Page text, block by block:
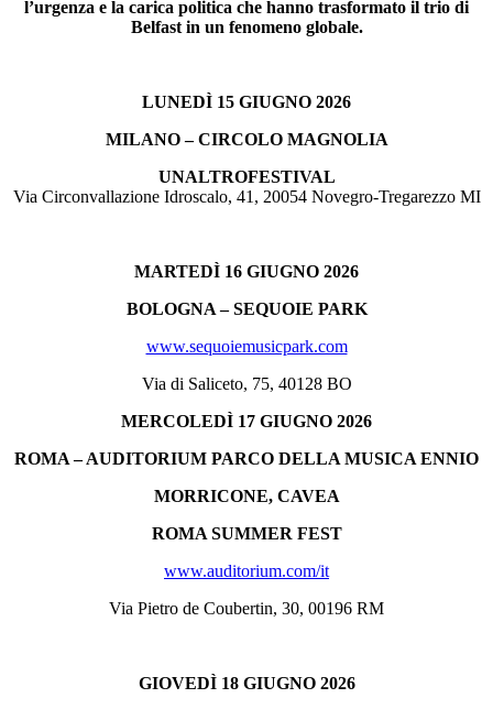
l’urgenza e la carica politica che hanno trasformato il trio di
Belfast in un fenomeno globale.
LUNEDÌ 15 GIUGNO 2026
MILANO – CIRCOLO MAGNOLIA
UNALTROFESTIVAL
Via Circonvallazione Idroscalo, 41, 20054 Novegro-Tregarezzo MI
MARTEDÌ 16 GIUGNO 2026
BOLOGNA – SEQUOIE PARK
www.sequoiemusicpark.com
Via di Saliceto, 75, 40128 BO
MERCOLEDÌ 17 GIUGNO 2026
ROMA – AUDITORIUM PARCO DELLA MUSICA ENNIO
MORRICONE, CAVEA
ROMA SUMMER FEST
www.auditorium.com/it
Via Pietro de Coubertin, 30, 00196 RM
GIOVEDÌ 18 GIUGNO 2026